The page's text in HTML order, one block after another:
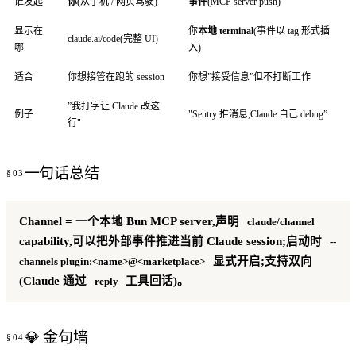
显示在
哪
claude.ai/code(完整 UI)
你本地 terminal(事件以 tag 形式插
入)
适合 你想接管在跑的 session 你想”接受信息”但不打断工作
例子
”我打字让 Claude 改这
行"
"Sentry 推消息,Claude 自己 debug”
一句话总结
Channel = 一个本地 Bun MCP server,声明 claude/channel
capability,可以把外部事件推进当前 Claude session;启动时
--
channels plugin:<name>@<marketplace>
显式开启;支持双向
(Claude 通过
reply 工具回话)。
💎 金句墙